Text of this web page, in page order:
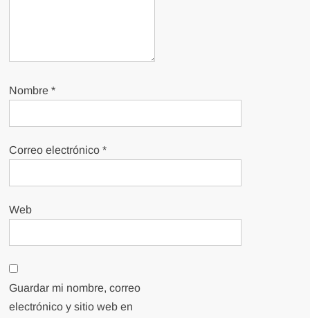
Nombre*
Correo electrónico*
Web
Guardar mi nombre, correo
electrónico y sitio web en